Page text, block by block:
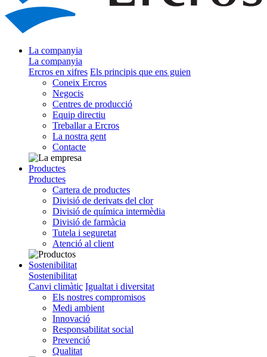
La companyia
La companyia
Ercros en xifres Els principis que ens guien
Coneix Ercros
Negocis
Centres de producció
Equip directiu
Treballar a Ercros
La nostra gent
Contacte
Productes
Productes
Cartera de productes
Divisió de derivats del clor
Divisió de química intermèdia
Divisió de farmàcia
Tutela i seguretat
Atenció al client
Sostenibilitat
Sostenibilitat
Canvi climàtic Igualtat i diversitat
Els nostres compromisos
Medi ambient
Innovació
Responsabilitat social
Prevenció
Qualitat